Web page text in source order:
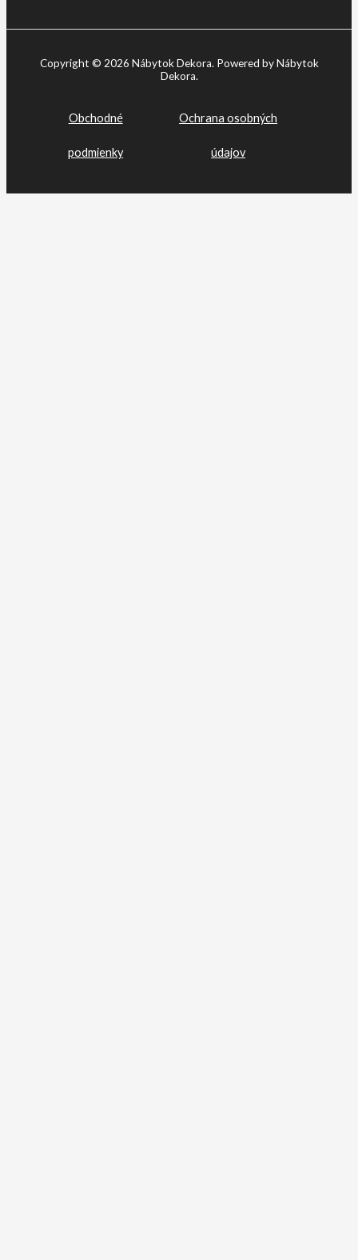
Copyright © 2026 Nábytok Dekora. Powered by Nábytok
Dekora.
Obchodné
podmienky
Ochrana osobných
údajov